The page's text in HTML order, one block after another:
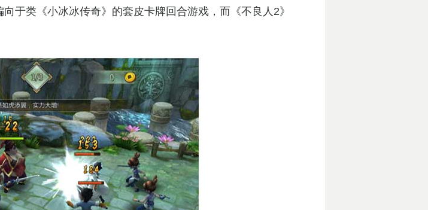
于类《小冰冰传奇》的套皮卡牌回合游戏，而《不良人2》